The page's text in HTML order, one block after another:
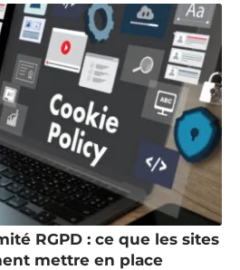
RGPD : ce que les sites
mettre en place